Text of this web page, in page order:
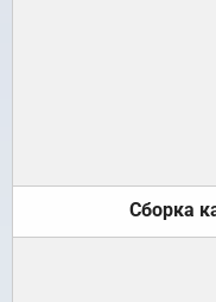
Сборка